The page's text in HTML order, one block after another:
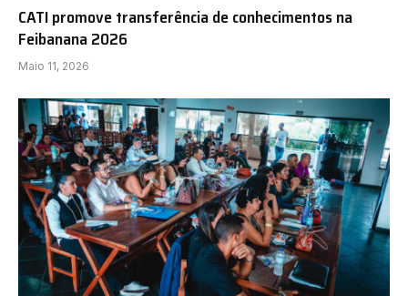
CATI promove transferência de conhecimentos na
Feibanana 2026
Maio 11, 2026